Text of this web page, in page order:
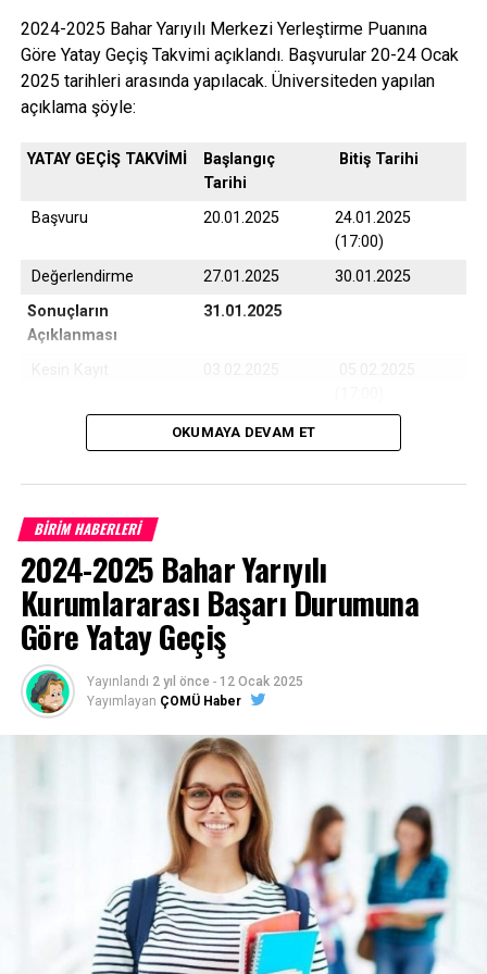
Okuyucularını Bekliyor
2024-2025 Bahar Yarıyılı Merkezi Yerleştirme Puanına
Göre Yatay Geçiş Takvimi açıklandı. Başvurular 20-24 Ocak
2025 tarihleri arasında yapılacak. Üniversiteden yapılan
açıklama şöyle:
YATAY GEÇİŞ TAKVİMİ
Başlangıç
Tarihi
Bitiş Tarihi
Başvuru 20.01.2025
24.01.2025
(17:00)
Değerlendirme
27.01.2025
30.01.2025
Sonuçların
Açıklanması
31.01.2025
06.02.2025
(17:00)
program taban puanları içinTIKLAYINIZ
Başvurularhttps://ubys.comu.edu.tr/adresinden belirtilen
tarihler arasında online (internet) olarak yapılacaktır.
(Posta ile başvuru alınmayacaktır)
1- Merkezi Yerleştirme Puanı İle Yatay Geçiş Online
(İnternet) Başvurusunda Bulunan Öğrencilerden
İstenen Belgeler
OKUMAYA DEVAM ET
BİRİM HABERLERİ
2024-2025 Bahar Yarıyılı
Kurumlararası Başarı Durumuna
Göre Yatay Geçiş
Yayınlandı 2 yıl önce - 12 Ocak 2025
Yayımlayan ÇOMÜ Haber